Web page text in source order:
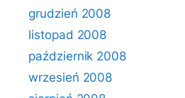
grudzień 2008
listopad 2008
październik 2008
wrzesień 2008